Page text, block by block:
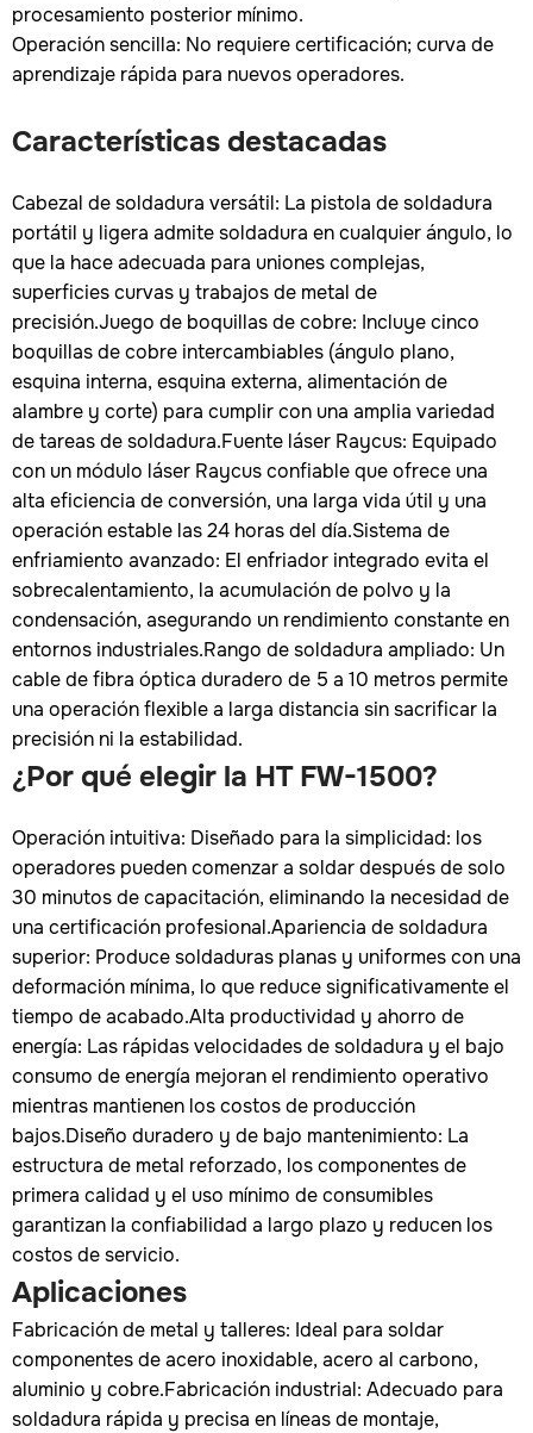
procesamiento posterior mínimo.
Operación sencilla: No requiere certificación; curva de
aprendizaje rápida para nuevos operadores.
Características destacadas
Cabezal de soldadura versátil: La pistola de soldadura
portátil y ligera admite soldadura en cualquier ángulo, lo
que la hace adecuada para uniones complejas,
superficies curvas y trabajos de metal de
precisión.Juego de boquillas de cobre: Incluye cinco
boquillas de cobre intercambiables (ángulo plano,
esquina interna, esquina externa, alimentación de
alambre y corte) para cumplir con una amplia variedad
de tareas de soldadura.Fuente láser Raycus: Equipado
con un módulo láser Raycus confiable que ofrece una
alta eficiencia de conversión, una larga vida útil y una
operación estable las 24 horas del día.Sistema de
enfriamiento avanzado: El enfriador integrado evita el
sobrecalentamiento, la acumulación de polvo y la
condensación, asegurando un rendimiento constante en
entornos industriales.Rango de soldadura ampliado: Un
cable de fibra óptica duradero de 5 a 10 metros permite
una operación flexible a larga distancia sin sacrificar la
precisión ni la estabilidad.
¿Por qué elegir la HT FW-1500?
Operación intuitiva: Diseñado para la simplicidad: los
operadores pueden comenzar a soldar después de solo
30 minutos de capacitación, eliminando la necesidad de
una certificación profesional.Apariencia de soldadura
superior: Produce soldaduras planas y uniformes con una
deformación mínima, lo que reduce significativamente el
tiempo de acabado.Alta productividad y ahorro de
energía: Las rápidas velocidades de soldadura y el bajo
consumo de energía mejoran el rendimiento operativo
mientras mantienen los costos de producción
bajos.Diseño duradero y de bajo mantenimiento: La
estructura de metal reforzado, los componentes de
primera calidad y el uso mínimo de consumibles
garantizan la confiabilidad a largo plazo y reducen los
costos de servicio.
Aplicaciones
Fabricación de metal y talleres: Ideal para soldar
componentes de acero inoxidable, acero al carbono,
aluminio y cobre.Fabricación industrial: Adecuado para
soldadura rápida y precisa en líneas de montaje,